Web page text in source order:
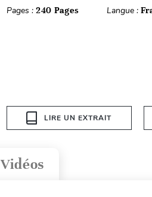
Pages : 240 Pages Langue :
LIRE UN EXTRAIT
Vidéos